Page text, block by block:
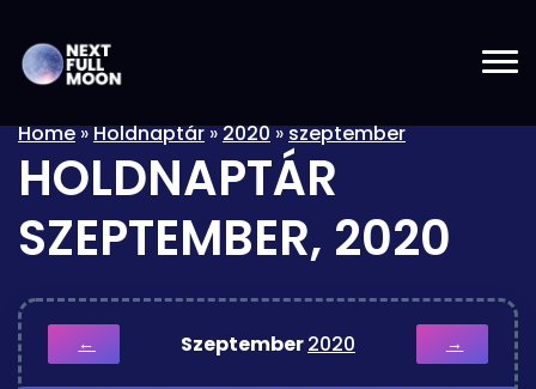
Home»Holdnaptár»2020»szeptember
HOLDNAPTÁR
SZEPTEMBER, 2020
← Szeptember2020 →